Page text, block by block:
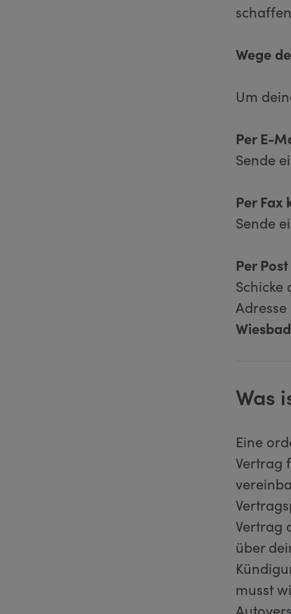
Wege
Um
Per E-
Sende
Per Fax
Sende
Per
Adresse
Was
Eine
Vertrag
Vertrag
über
musst